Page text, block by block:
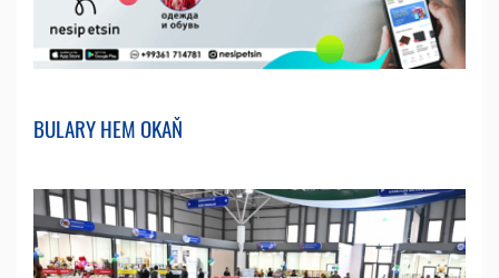
BULARY HEM OKAŇ